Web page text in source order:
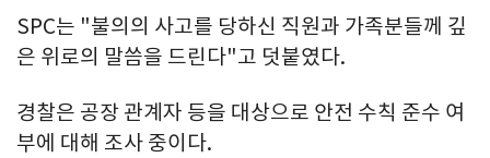
SPC는 "불의의 사고를 당하신 직원과 가족분들께 깊
은 위로의 말씀을 드린다"고 덧붙였다.
경찰은 공장 관계자 등을 대상으로 안전 수칙 준수 여
부에 대해 조사 중이다.